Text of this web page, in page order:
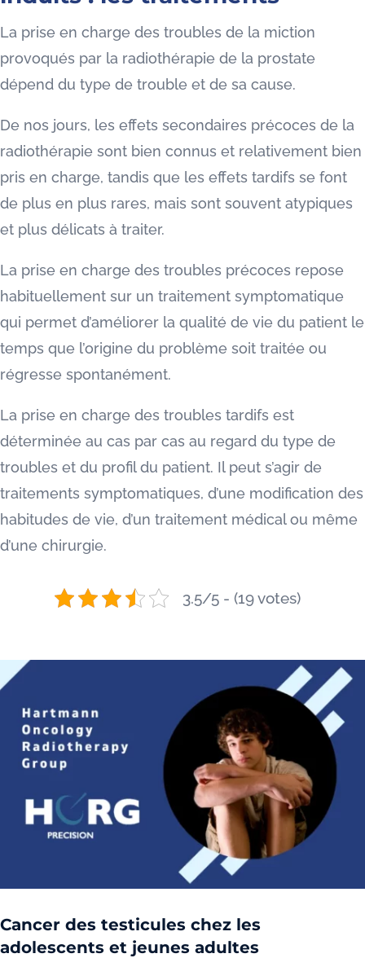
La prise en charge des troubles de la miction
provoqués par la radiothérapie de la prostate
dépend du type de trouble et de sa cause.
De nos jours, les effets secondaires précoces de la
radiothérapie sont bien connus et relativement bien
pris en charge, tandis que les effets tardifs se font
de plus en plus rares, mais sont souvent atypiques
et plus délicats à traiter.
La prise en charge des troubles précoces repose
habituellement sur un traitement symptomatique
qui permet d’améliorer la qualité de vie du patient le
temps que l’origine du problème soit traitée ou
régresse spontanément.
La prise en charge des troubles tardifs est
déterminée au cas par cas au regard du type de
troubles et du profil du patient. Il peut s’agir de
traitements symptomatiques, d’une modification des
habitudes de vie, d’un traitement médical ou même
d’une chirurgie.
3.5/5 - (19 votes)
Cancer des testicules chez les
adolescents et jeunes adultes